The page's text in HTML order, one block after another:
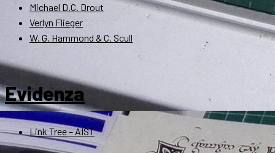
Michael D.C. Drout
Verlyn Flieger
W. G. Hammond & C. Scull
Evidenza
Link Tree – AIST